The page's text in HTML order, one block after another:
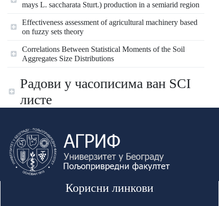
mays L. saccharata Sturt.) production in a semiarid region
Effectiveness assessment of agricultural machinery based
on fuzzy sets theory
Correlations Between Statistical Moments of the Soil
Aggregates Size Distributions
Радови у часописима ван SCI
листе
Корисни линкови